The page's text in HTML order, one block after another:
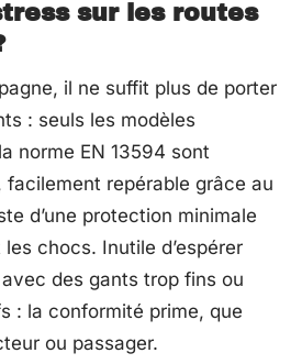
sur les routes
il ne suffit plus de porter
: seuls les modèles
norme EN 13594 sont
repérable grâce au
d’une protection minimale
chocs. Inutile d’espérer
des gants trop fins ou
: la conformité prime, que
ou passager.